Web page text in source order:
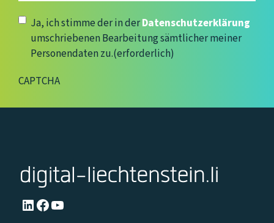
Datenschutzerklärung(erforderlich)
Ja, ich stimme der in derDatenschutzerklärung
umschriebenen Bearbeitung sämtlicher meiner
Personendaten zu.(erforderlich)
CAPTCHA
LinkedIn
Facebook
YouTube